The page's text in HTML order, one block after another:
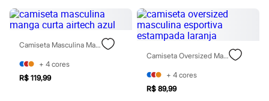
Plus size
Blusas e Camisetas
Calças
Camisas
Jeans
Moda esportiva
Camiseta Masculina Manga Curta Airtech Azul
+ 4 cores
R$ 119,99
Camiseta Oversized Masculina Esportiva Estampada Laranja
+ 4 cores
R$ 89,99